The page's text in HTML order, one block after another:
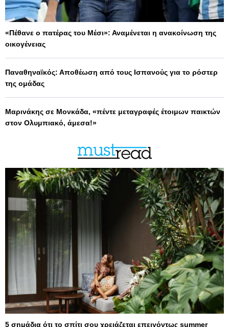
«Πέθανε ο πατέρας του Μέσι»: Αναμένεται η ανακοίνωση της
οικογένειας
Παναθηναϊκός: Αποθέωση από τους Ισπανούς για το ρόστερ
της ομάδας
Μαρινάκης σε Μονκάδα, «πέντε μεταγραφές έτοιμων παικτών
στον Ολυμπιακό, άμεσα!»
5 σημάδια ότι το σπίτι σου χρειάζεται επειγόντως summer